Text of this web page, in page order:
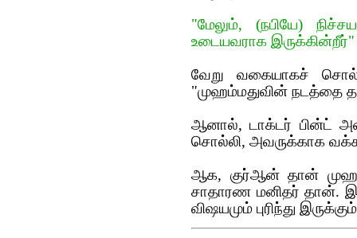
"மேலும், (நபியே)
உடையவராக
வேறு வகையாகச்
"முஹம்மதுவின் நடத்தை
ஆனால், டாக்டர் பின்ட்
சொல்லி, அவருக்காக
ஆக, குர்‍ஆன் தான்
சாதாரண மனிதர் தான்.
விஷயமும் புரிந்து